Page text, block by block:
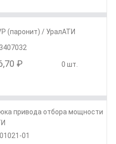
(паронит) / УралАТИ
₽ 0 шт.
привода отбора мощности
01